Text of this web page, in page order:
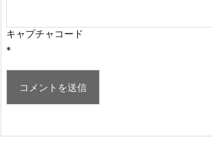
キャプチャコード
*